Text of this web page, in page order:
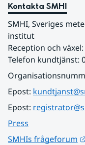
Kontakta SMHI
SMHI, Sveriges
institut
Reception och
Telefon kundtjänst:
Epost:
Epost:
Press
SMHIs frågeforum